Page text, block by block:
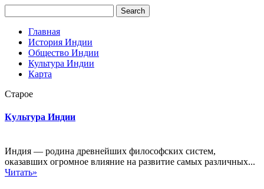
Главная
История Индии
Общество Индии
Культура Индии
Карта
Старое
Культура Индии
Индия — родина древнейших философских систем,
оказавших огромное влияние на развитие самых различных...
Читать»